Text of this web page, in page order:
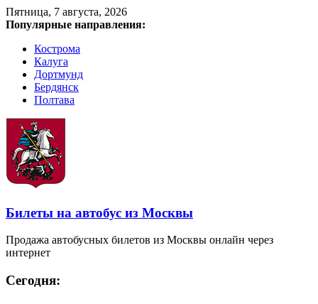
Пятница, 7 августа, 2026
Популярные направления:
Кострома
Калуга
Дортмунд
Бердянск
Полтава
Билеты на автобус из Москвы
Продажа автобусных билетов из Москвы онлайн через
интернет
Сегодня: